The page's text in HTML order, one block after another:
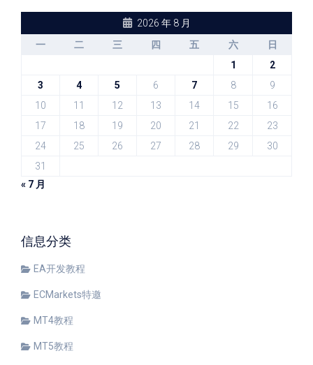
2026 年 8 月
一
二 三 四 五 六
日
1
2
3
4 5 6 7 8
9
10
11 12 13 14 15
16
17
18 19 20 21 22
23
24
25 26 27 28 29
30
31
« 7 月
信息分类
EA开发教程
ECMarkets特邀
MT4教程
MT5教程